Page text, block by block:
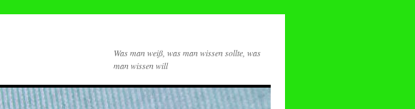
Was man weiß, was man wissen sollte, was
man wissen will